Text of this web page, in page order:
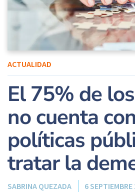
ACTUALIDAD
El 75% de
no cuenta con
políticas
tratar la
SABRINA QUEZADA 6 SEPTIEMBRE